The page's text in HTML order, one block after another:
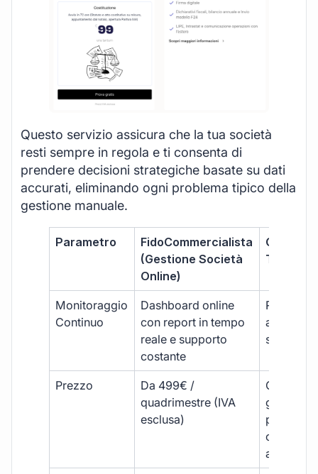
Questo servizio assicura che la tua società
resti sempre in regola e ti consenta di
prendere decisioni strategiche basate su dati
accurati, eliminando ogni problema tipico della
gestione manuale.
Parametro
FidoCommercialista
(Gestione Società
Online)
Monitoraggio
Continuo
Dashboard online
con report in tempo
reale e supporto
costante
Report
sporadici
Prezzo
Da 499€ /
quadrimestre (IVA
esclusa)
Costi
più
ogni